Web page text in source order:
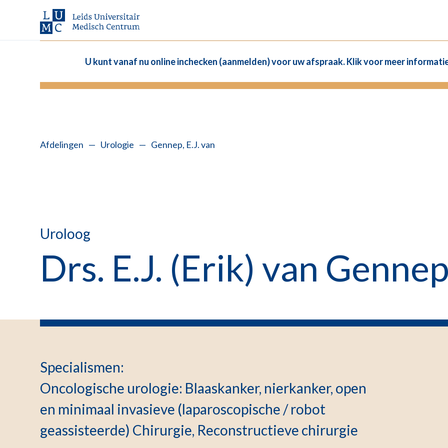
U kunt vanaf nu online inchecken (aanmelden) voor uw afspraak. Klik voor meer
Afdelingen — Urologie — Gennep, E.J. van
Uroloog
Drs. E.J. (Erik) van
Specialismen:
Oncologische urologie: Blaaskanker, nierkanker, open
en minimaal invasieve (laparoscopische / robot
geassisteerde) Chirurgie, Reconstructieve chirurgie